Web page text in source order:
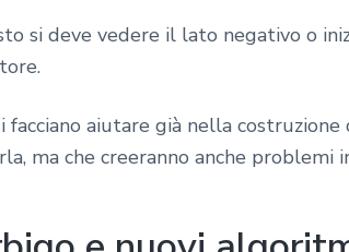
si deve vedere il lato negativo o
aiutare già nella
ma che creeranno anche problemi